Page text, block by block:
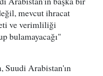
mevcut ihracat
ve verimliliği
bulamayacağı"
Suudi Arabistan'ın